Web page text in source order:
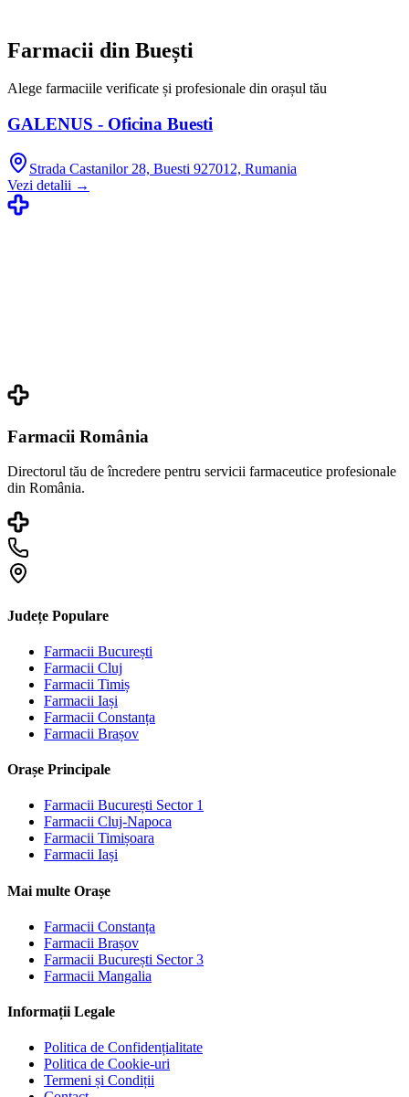
Farmacii din Buești
Alege farmaciile verificate și profesionale din orașul tău
GALENUS - Oficina Buesti
Strada Castanilor 28, Buesti 927012, Rumania
Vezi detalii →
Farmacii România
Directorul tău de încredere pentru servicii farmaceutice profesionale
din România.
Județe Populare
Farmacii București
Farmacii Cluj
Farmacii Timiș
Farmacii Iași
Farmacii Constanța
Farmacii Brașov
Orașe Principale
Farmacii București Sector 1
Farmacii Cluj-Napoca
Farmacii Timișoara
Farmacii Iași
Mai multe Orașe
Farmacii Constanța
Farmacii Brașov
Farmacii București Sector 3
Farmacii Mangalia
Informații Legale
Politica de Confidențialitate
Politica de Cookie-uri
Termeni și Condiții